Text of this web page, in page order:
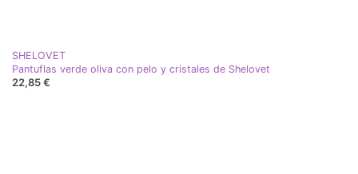
SHELOVET
Pantuflas verde oliva con pelo y cristales de Shelovet
22,85 €